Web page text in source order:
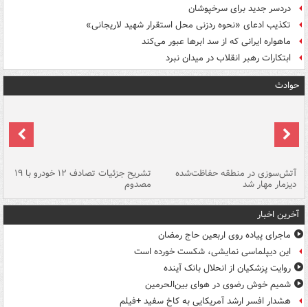
دردسر جدید برای سرخپوشان
تکذیب ادعای «نحوه ردزنی محل استقرار شهید لاریجانی»
ماهواره ایرانی که از سد ابرها عبور می‌کند
ابتکارات رهبر انقلاب در میدان نبرد
حوادث
آتش‌سوزی در منطقه حفاظت‌شده
دیزمار مهار شد
تشریح جزئیات تصادف ۱۲ خودرو با ۱۹
مصدوم
آخرین اخبار
ماجرای پیاده روی اربعین حاج رمضان
این دیپلماسی نمایشی، شکست خورده است
روایت پزشکیان از انحلال بانک آینده
شمیم خوش رضوی در هوای بین‌الحرمین
هشدار افسر ارشد آمریکایی به کاخ سفید +فیلم